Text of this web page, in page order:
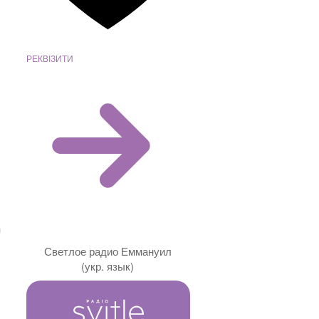
РЕКВІЗИТИ
Светлое радио Еммануил
(укр. язык)